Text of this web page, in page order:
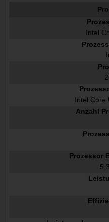
Intel
Intel Core
Anzahl
Prozessor